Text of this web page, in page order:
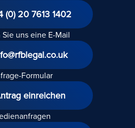
(0) 20 7613 1402
uns eine E-Mail
Formular
einreichen